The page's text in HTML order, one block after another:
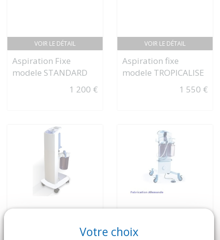
VOIR LE DÉTAIL
Aspiration Fixe
modele STANDARD
1 200 €
VOIR LE DÉTAIL
Aspiration fixe
modele TROPICALISE
1 550 €
Votre choix